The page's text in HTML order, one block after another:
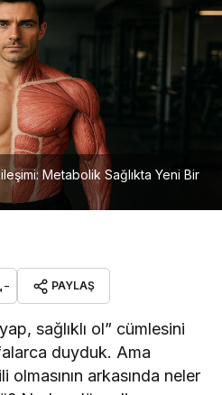
Metabolik Sağlıkta Yeni Bir
- PAYLAŞ
sağlıklı ol” cümlesini
duyduk. Ama
arkasında neler